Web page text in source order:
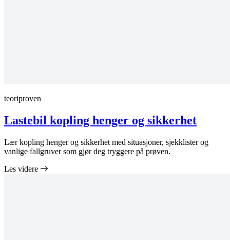
teoriproven
Lastebil kopling henger og sikkerhet
Lær kopling henger og sikkerhet med situasjoner, sjekklister og
vanlige fallgruver som gjør deg tryggere på prøven.
Les videre